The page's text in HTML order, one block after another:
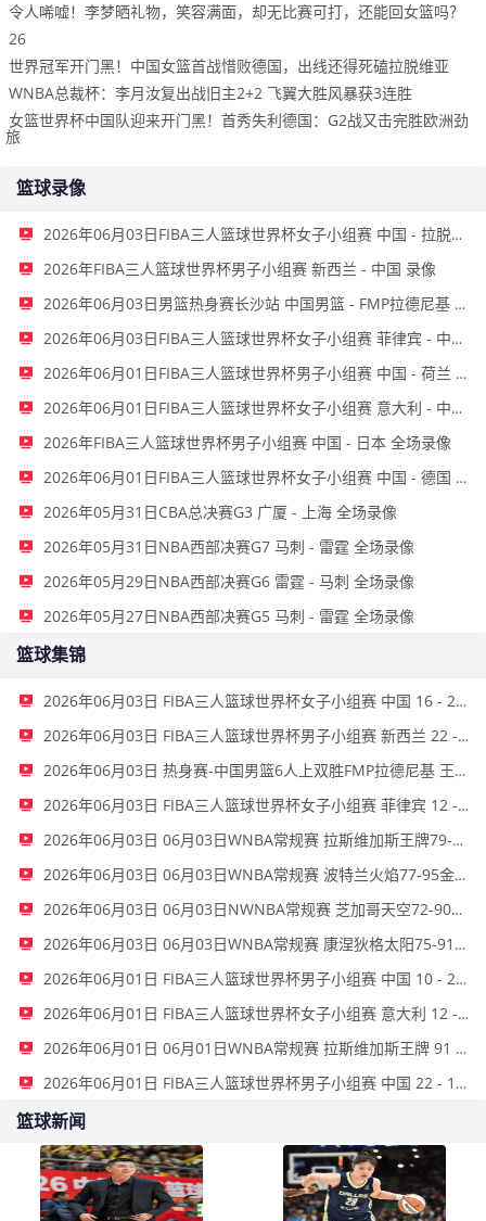
令人唏嘘！李梦晒礼物，笑容满面，却无比赛可打，还能回女篮吗？
26
世界冠军开门黑！中国女篮首战惜败德国，出线还得死磕拉脱维亚
WNBA总裁杯：李月汝复出战旧主2+2 飞翼大胜风暴获3连胜
女篮世界杯中国队迎来开门黑！首秀失利德国：G2战又击完胜欧洲劲
旅
篮球录像
2026年06月03日FIBA三人篮球世界杯女子小组赛 中国 - 拉脱维亚 录像
2026年FIBA三人篮球世界杯男子小组赛 新西兰 - 中国 录像
2026年06月03日男篮热身赛长沙站 中国男篮 - FMP拉德尼基 全场录像
2026年06月03日FIBA三人篮球世界杯女子小组赛 菲律宾 - 中国 录像
2026年06月01日FIBA三人篮球世界杯男子小组赛 中国 - 荷兰 录像
2026年06月01日FIBA三人篮球世界杯女子小组赛 意大利 - 中国 录像
2026年FIBA三人篮球世界杯男子小组赛 中国 - 日本 全场录像
2026年06月01日FIBA三人篮球世界杯女子小组赛 中国 - 德国 全场录像
2026年05月31日CBA总决赛G3 广厦 - 上海 全场录像
2026年05月31日NBA西部决赛G7 马刺 - 雷霆 全场录像
2026年05月29日NBA西部决赛G6 雷霆 - 马刺 全场录像
2026年05月27日NBA西部决赛G5 马刺 - 雷霆 全场录像
篮球集锦
2026年06月03日 FIBA三人篮球世界杯女子小组赛 中国 16 - 21 拉脱维亚 集锦
2026年06月03日 FIBA三人篮球世界杯男子小组赛 新西兰 22 - 19 中国 集锦
2026年06月03日 热身赛-中国男篮6人上双胜FMP拉德尼基 王俊杰18+14 徐昕10+8
2026年06月03日 FIBA三人篮球世界杯女子小组赛 菲律宾 12 - 20 中国 集锦
2026年06月03日 06月03日WNBA常规赛 拉斯维加斯王牌79-69洛杉矶火花 全场集锦
2026年06月03日 06月03日WNBA常规赛 波特兰火焰77-95金州女武神 全场集锦
2026年06月03日 06月03日NWNBA常规赛 芝加哥天空72-90华盛顿神秘人 全场集锦
2026年06月03日 06月03日WNBA常规赛 康涅狄格太阳75-91亚特兰大梦想 全场集锦
2026年06月01日 FIBA三人篮球世界杯男子小组赛 中国 10 - 22 荷兰 全场集锦
2026年06月01日 FIBA三人篮球世界杯女子小组赛 意大利 12 - 21 中国 集锦
2026年06月01日 06月01日WNBA常规赛 拉斯维加斯王牌 91 - 81 金州女武神 集锦
2026年06月01日 FIBA三人篮球世界杯男子小组赛 中国 22 - 14 日本 全场集锦
篮球新闻